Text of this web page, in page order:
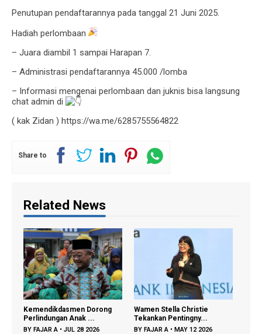
Penutupan pendaftarannya pada tanggal 21 Juni 2025.
Hadiah perlombaan
– Juara diambil 1 sampai Harapan 7.
– Administrasi pendaftarannya 45.000 /lomba
– Informasi mengenai perlombaan dan juknis bisa langsung
chat admin di
( kak Zidan ) https://wa.me/6285755564822
Share to
Related News
Kemendikdasmen Dorong
Perlindungan Anak ...
BY FAJAR A • JUL 28 2026
Wamen Stella Christie
Tekankan Pentingny...
BY FAJAR A • MAY 12 2026